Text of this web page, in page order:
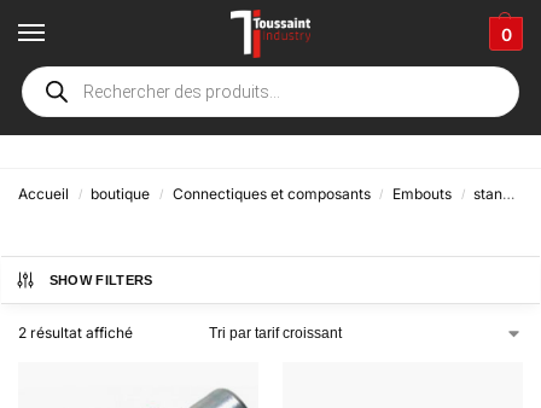
0
Steck-o
Accueil / boutique / Connectiques et composants / Embouts / standards
SHOW FILTERS
2 résultat affiché